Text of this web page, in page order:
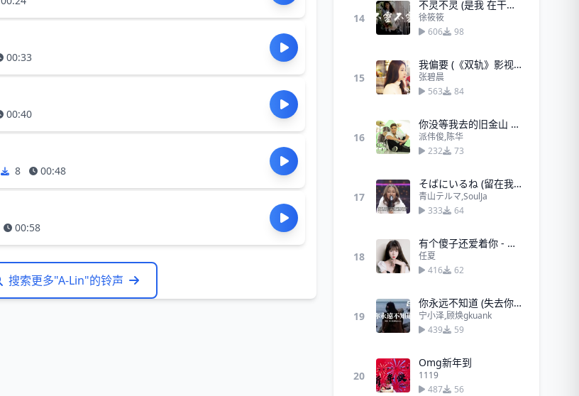
00:33
00:40
8 00:48
00:58
搜索更多"A-Lin"的铃声
14
不灵不灵 (是我 在干嘛～)
徐筱筱
606
98
15
我偏要 (《双轨》影视剧ost) - 张碧晨
张碧晨
563
84
16
你没等我去的旧金山 - 派伟俊、陈华
派伟俊,陈华
232
73
17
そばにいるね (留在我身边)
青山テルマ,SoulJa
333
64
18
有个傻子还爱着你 - 任夏
任夏
416
62
19
你永远不知道 (失去你有多煎熬)
宁小泽,顾焕gkuank
439
59
20
Omg新年到
1119
487
56